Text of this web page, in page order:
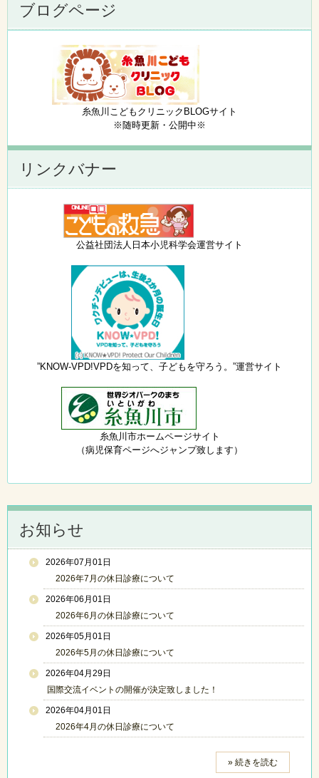
ブログページ
糸魚川こどもクリニックBLOGサイト
※随時更新・公開中※
リンクバナー
公益社団法人日本小児科学会運営サイト
”KNOW-VPD!VPDを知って、子どもを守ろう。”運営サイト
糸魚川市ホームページサイト
（病児保育ページへジャンプ致します）
お知らせ
2026年07月01日
2026年7月の休日診療について
2026年06月01日
2026年6月の休日診療について
2026年05月01日
2026年5月の休日診療について
2026年04月29日
国際交流イベントの開催が決定致しました！
2026年04月01日
2026年4月の休日診療について
» 続きを読む